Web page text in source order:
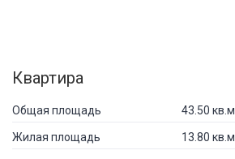
Квартира
Общая площадь 43.50 кв.м.
Жилая площадь 13.80 кв.м.